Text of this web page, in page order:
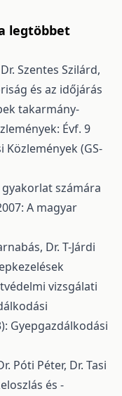
legtöbbet
Szentes Szilárd,
és az időjárás
takarmány-
Évf. 9
Közlemények (GS-
számára
A magyar
Dr. T-Járdi
vizsgálati
Gyepgazdálkodási
Póti Péter, Dr. Tasi
és -